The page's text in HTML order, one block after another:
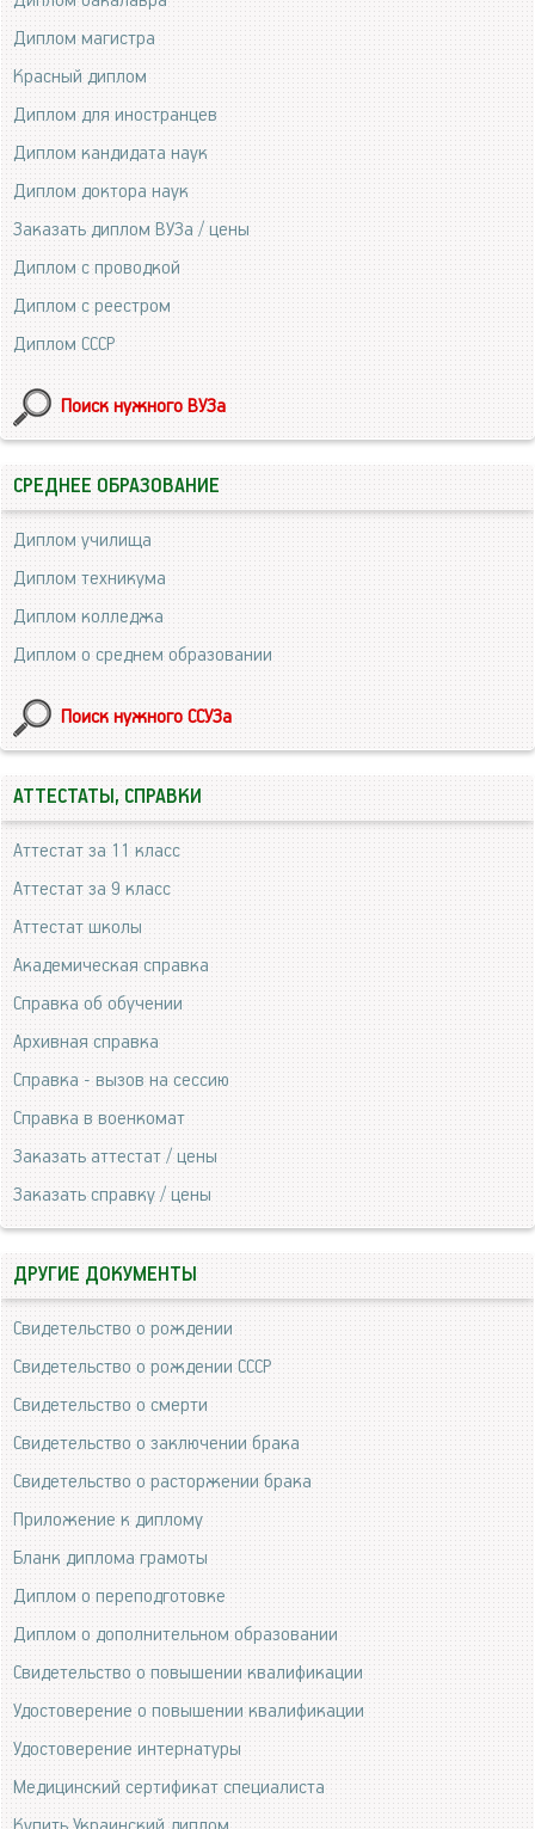
Диплом магистра
Красный диплом
Диплом для иностранцев
Диплом кандидата наук
Диплом доктора наук
Заказать диплом ВУЗа / цены
Диплом с проводкой
Диплом с реестром
Диплом СССР
Поиск нужного ВУЗа
СРЕДНЕЕ ОБРАЗОВАНИЕ
Диплом училища
Диплом техникума
Диплом колледжа
Диплом о среднем образовании
Поиск нужного ССУЗа
АТТЕСТАТЫ, СПРАВКИ
Аттестат за 11 класс
Аттестат за 9 класс
Аттестат школы
Академическая справка
Справка об обучении
Архивная справка
Справка - вызов на сессию
Справка в военкомат
Заказать аттестат / цены
Заказать справку / цены
ДРУГИЕ ДОКУМЕНТЫ
Свидетельство о рождении
Свидетельство о рождении СССР
Свидетельство о смерти
Свидетельство о заключении брака
Свидетельство о расторжении брака
Приложение к диплому
Бланк диплома грамоты
Диплом о переподготовке
Диплом о дополнительном образовании
Свидетельство о повышении квалификации
Удостоверение о повышении квалификации
Удостоверение интернатуры
Медицинский сертификат специалиста